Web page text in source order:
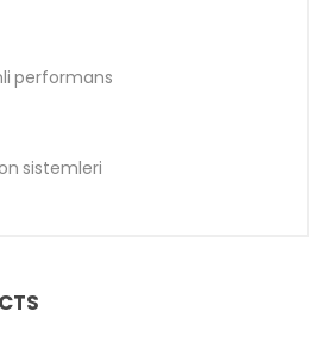
performans
sistemleri